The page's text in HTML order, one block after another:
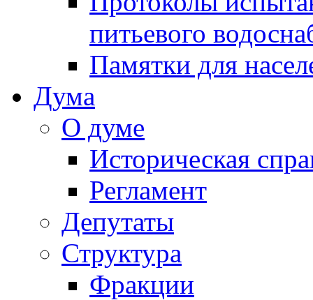
питьевого
Памятки для
Дума
О думе
Историческая
Регламент
Депутаты
Структура
Фракции